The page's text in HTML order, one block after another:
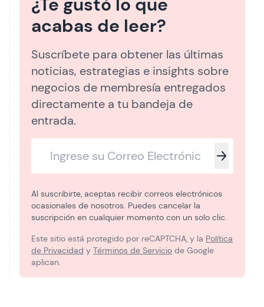
acabas de leer?
Suscríbete para obtener las últimas
noticias, estrategias e insights sobre
negocios de membresía entregados
directamente a tu bandeja de
entrada.
Al suscribirte, aceptas recibir correos electrónicos
ocasionales de nosotros. Puedes cancelar la
suscripción en cualquier momento con un solo clic.
Este sitio está protegido por reCAPTCHA, y la Política
de Privacidad y Términos de Servicio de Google
aplican.